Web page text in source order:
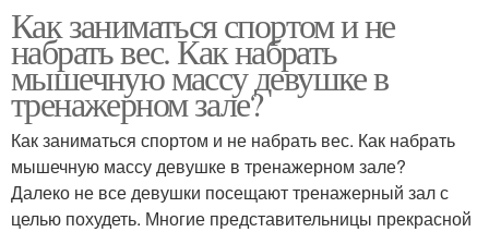
Как заниматься спортом и не
набрать вес. Как набрать
мышечную массу девушке в
тренажерном зале?
Как заниматься спортом и не набрать вес. Как набрать
мышечную массу девушке в тренажерном зале?
Далеко не все девушки посещают тренажерный зал с
целью похудеть. Многие представительницы прекрасной